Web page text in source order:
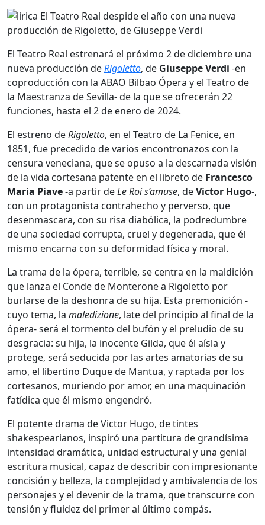
El Teatro Real estrenará el próximo 2 de diciembre una
nueva producción deRigoletto, de Giuseppe Verdi -en
coproducción con la ABAO Bilbao Ópera y el Teatro de
la Maestranza de Sevilla- de la que se ofrecerán 22
funciones, hasta el 2 de enero de 2024.
El estreno deRigoletto, en el Teatro de La Fenice, en
1851, fue precedido de varios encontronazos con la
censura veneciana, que se opuso a la descarnada visión
de la vida cortesana patente en el libreto de Francesco
Maria Piave-a partir deLe Roi s’amuse, deVictor Hugo-,
con un protagonista contrahecho y perverso, que
desenmascara, con su risa diabólica, la podredumbre
de una sociedad corrupta, cruel y degenerada, que él
mismo encarna con su deformidad física y moral.
La trama de la ópera, terrible, se centra en la maldición
que lanza el Conde de Monterone a Rigoletto por
burlarse de la deshonra de su hija. Esta premonición -
cuyo tema, la maledizione, late del principio al final de la
ópera- será el tormento del bufón y el preludio de su
desgracia: su hija, la inocente Gilda, que él aísla y
protege, será seducida por las artes amatorias de su
amo, el libertino Duque de Mantua, y raptada por los
cortesanos, muriendo por amor, en una maquinación
fatídica que él mismo engendró.
El potente drama de Victor Hugo, de tintes
shakespearianos, inspiró una partitura de grandísima
intensidad dramática, unidad estructural y una genial
escritura musical, capaz de describir con impresionante
concisión y belleza, la complejidad y ambivalencia de los
personajes y el devenir de la trama, que transcurre con
tensión y fluidez del primer al último compás.